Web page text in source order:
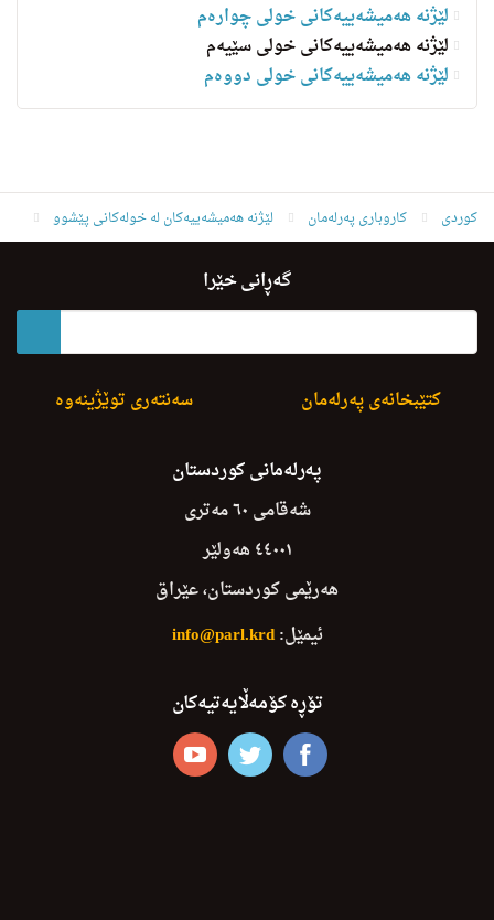
لێژنه‌ هه‌میشه‌ییه‌کانی خولى چواره‌م
لێژنه‌ هه‌میشه‌ییه‌کانی خولى سێيه‌م
لێژنه‌ هه‌میشه‌ییه‌کانی خولی دووەم
کوردی کاروباری پەرلەمان لێژنە هەمیشەییەکان لە خولەکانی پێشوو
لێژنه‌ هه‌میشه‌ییه‌کانی خولى سێيه‌م
لێژنه‌ى كاروبارى پێشمه‌رگه‌ و شه‌هیدان و قوربانیانى جینۆساید
گەڕانی خێرا
سەنتەری توێژینەوە کتێبخانەی پەرلەمان
پەرلەمانی کوردستان
شەقامی ٦٠ مەتری
٤٤٠٠١ هەولێر
هەرێمی کوردستان، عێراق
ئیمێل:info@parl.krd
تۆڕە کۆمەڵایەتیەکان